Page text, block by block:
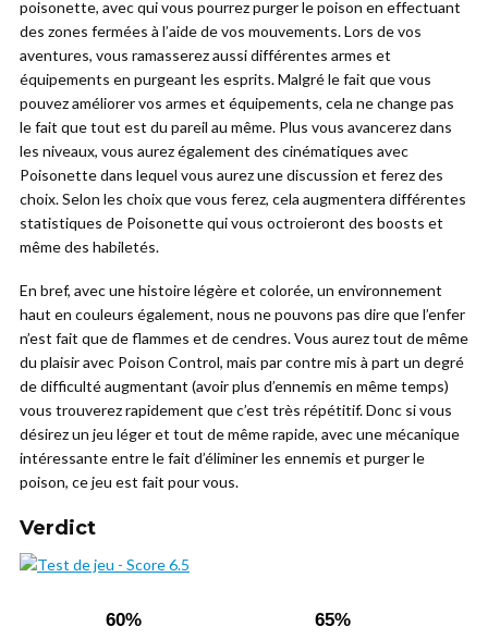
poisonette, avec qui vous pourrez purger le poison en effectuant
des zones fermées à l’aide de vos mouvements. Lors de vos
aventures, vous ramasserez aussi différentes armes et
équipements en purgeant les esprits. Malgré le fait que vous
pouvez améliorer vos armes et équipements, cela ne change pas
le fait que tout est du pareil au même. Plus vous avancerez dans
les niveaux, vous aurez également des cinématiques avec
Poisonette dans lequel vous aurez une discussion et ferez des
choix. Selon les choix que vous ferez, cela augmentera différentes
statistiques de Poisonette qui vous octroieront des boosts et
même des habiletés.
En bref, avec une histoire légère et colorée, un environnement
haut en couleurs également, nous ne pouvons pas dire que l’enfer
n’est fait que de flammes et de cendres. Vous aurez tout de même
du plaisir avec Poison Control, mais par contre mis à part un degré
de difficulté augmentant (avoir plus d’ennemis en même temps)
vous trouverez rapidement que c’est très répétitif. Donc si vous
désirez un jeu léger et tout de même rapide, avec une mécanique
intéressante entre le fait d’éliminer les ennemis et purger le
poison, ce jeu est fait pour vous.
Verdict
60% 65%